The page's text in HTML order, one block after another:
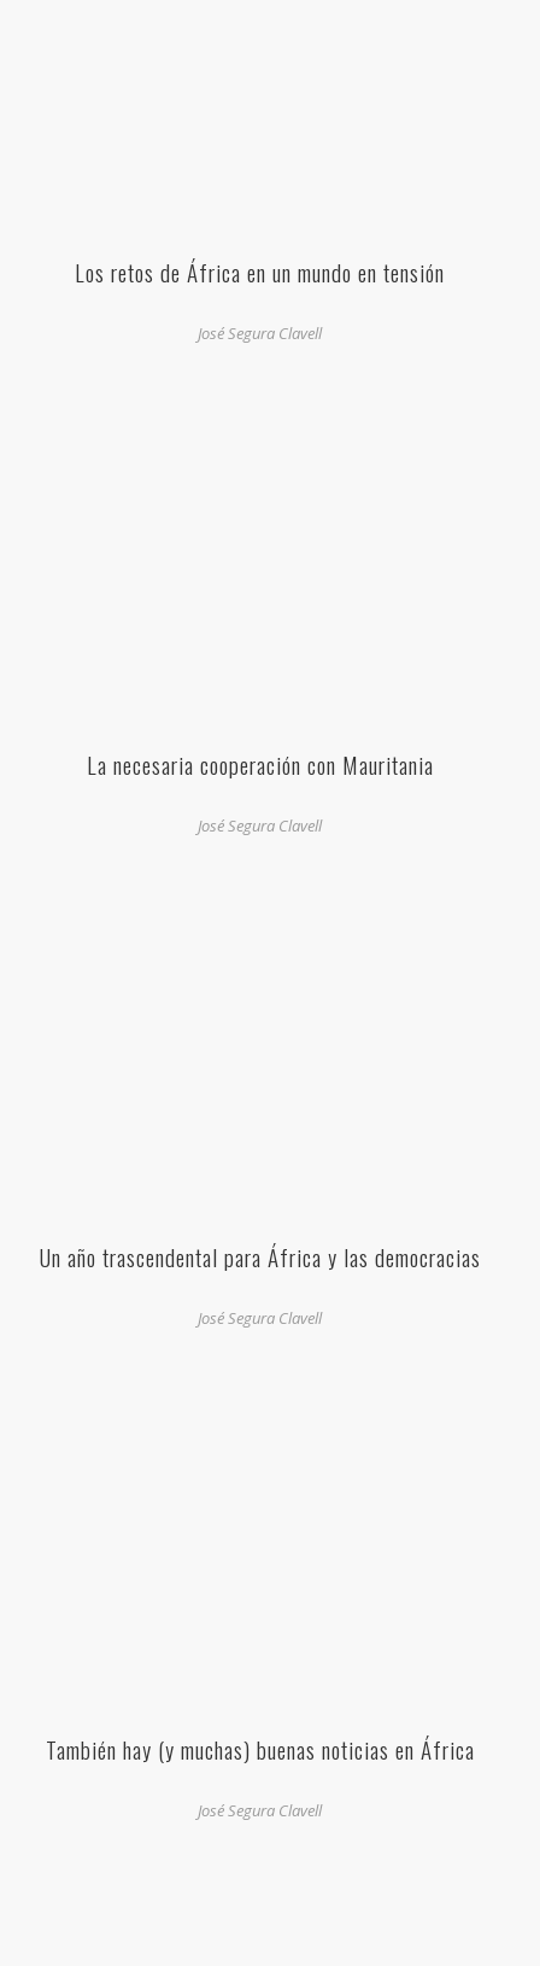
Los retos de África en un mundo en tensión
José Segura Clavell
La necesaria cooperación con Mauritania
José Segura Clavell
Un año trascendental para África y las democracias
José Segura Clavell
También hay (y muchas) buenas noticias en África
José Segura Clavell